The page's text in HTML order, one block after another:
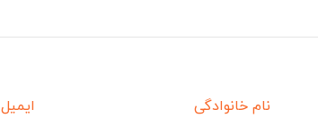
نام خانوادگی ایمیل